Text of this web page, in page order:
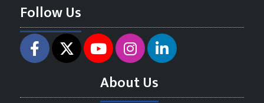
Follow Us
About Us